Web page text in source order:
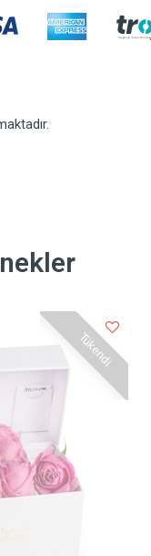
Tükendi